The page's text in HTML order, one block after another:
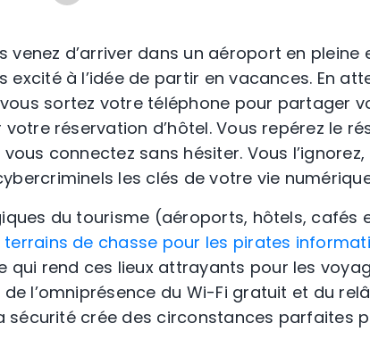
venez d’arriver dans un aéroport en
excité à l’idée de partir en vacances. En
sortez votre téléphone pour partager
réservation d’hôtel. Vous repérez le
connectez sans hésiter. Vous
les clés de votre vie
du tourisme (aéroports, hôtels, cafés
de chasse pour les pirates
qui rend ces lieux attrayants pour les
l’omniprésence du Wi-Fi gratuit et du
sécurité crée des circonstances parfaites